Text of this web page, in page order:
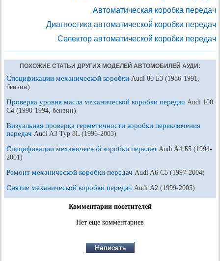
Автоматическая коробка передач
Диагностика автоматической коробки передач
Селектор автоматической коробки передач
ПОХОЖИЕ СТАТЬИ ДРУГИХ МОДЕЛЕЙ АВТОМОБИЛЕЙ АУДИ:
Спецификации механической коробки Audi 80 Б3 (1986-1991,
бензин)
Проверка уровня масла механической коробки передач Audi 100
С4 (1990-1994, бензин)
Визуальная проверка герметичности коробки переключения
передач Audi A3 Typ 8L (1996-2003)
Спецификации механической коробки передач Audi A4 Б5 (1994-
2001)
Ремонт механической коробки передач Audi A6 С5 (1997-2004)
Снятие механической коробки передач Audi А2 (1999-2005)
Комментарии посетителей
Нет еще комментариев